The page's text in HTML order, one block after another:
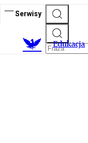
Serwisy
Edukacja